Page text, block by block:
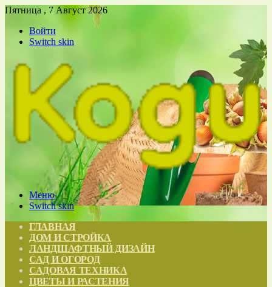
Пятница , 7 Август 2026
Войти
Switch skin
Меню
Switch skin
ГЛАВНАЯ
ДОМ И СТРОЙКА
ЛАНДШАФТНЫЙ ДИЗАЙН
САД И ОГОРОД
САДОВАЯ ТЕХНИКА
ЦВЕТЫ И РАСТЕНИЯ